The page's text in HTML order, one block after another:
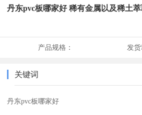
丹东pvc板哪家好 稀有金属以及稀土
产品规格： 发
关键词
丹东pvc板哪家好